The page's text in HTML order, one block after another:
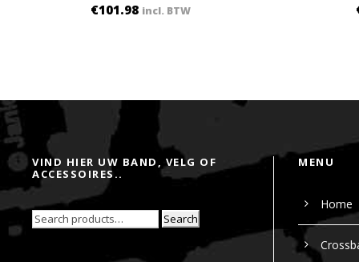
€101.98 incl. BTW
VIND HIER UW BAND, VELG OF
ACCESSOIRES..
Search
MENU
Home